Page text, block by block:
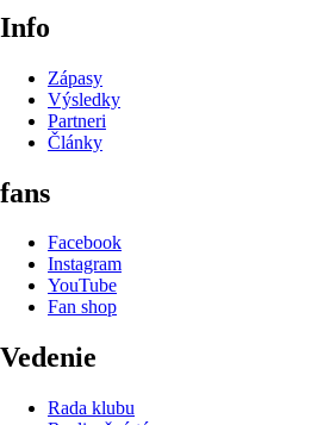
Info
Zápasy
Výsledky
Partneri
Články
fans
Facebook
Instagram
YouTube
Fan shop
Vedenie
Rada klubu